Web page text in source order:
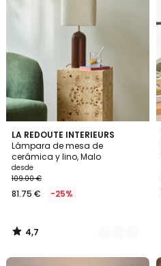
LA REDOUTE INTERIEURS
Lámpara de mesa de
cerámica y lino, Malo
Precio
a
partir
81.75
€
desde
109.00 €
81.75 € -25%
4,7
/ 5
3
Colores
4,7
/